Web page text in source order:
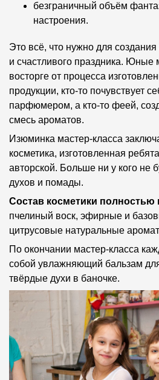
безграничный объём
настроения.
Это всё, что нужно для
и счастливого праздника. Юные
восторге от процесса
продукции, кто-то почувствует
парфюмером, а кто-то феей,
смесь ароматов.
Изюминка мастер-класса
косметика, изготовленная
авторской. Больше ни у кого не
духов и помады.
Состав косметики
пчелиный воск, эфирные и
цитрусовые натуральные
По окончании мастер-класса
собой увлажняющий бальзам
твёрдые духи в баночке.